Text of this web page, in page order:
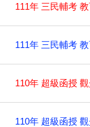
111年 三民輔考
111年 三民輔考
110年 超級函授
110年 超級函授